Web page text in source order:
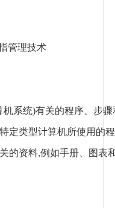
管理技术
机系统)有关的程序、步骤
定类型计算机所使用的
的资料,例如手册、图表